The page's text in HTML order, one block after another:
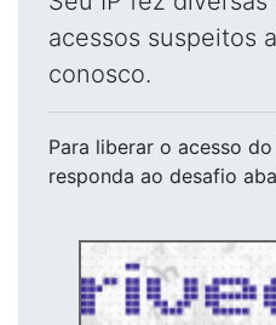
acessos suspeitos
conosco.
Para liberar o acesso do
responda ao desafio